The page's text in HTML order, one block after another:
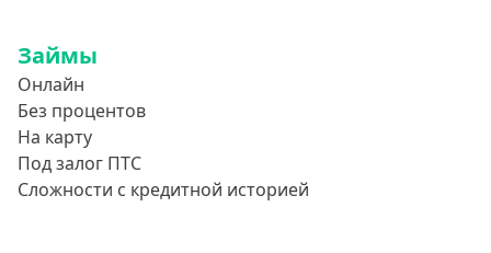
Похожие МФО
Как еКапуста
Наподобие Займера
Словно Золотая Корона
Займы
Онлайн
Без процентов
На карту
Под залог ПТС
Сложности с кредитной историей